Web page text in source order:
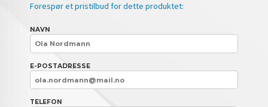
Forespør et pristilbud for dette produktet:
NAVN
E-POSTADRESSE
TELEFON